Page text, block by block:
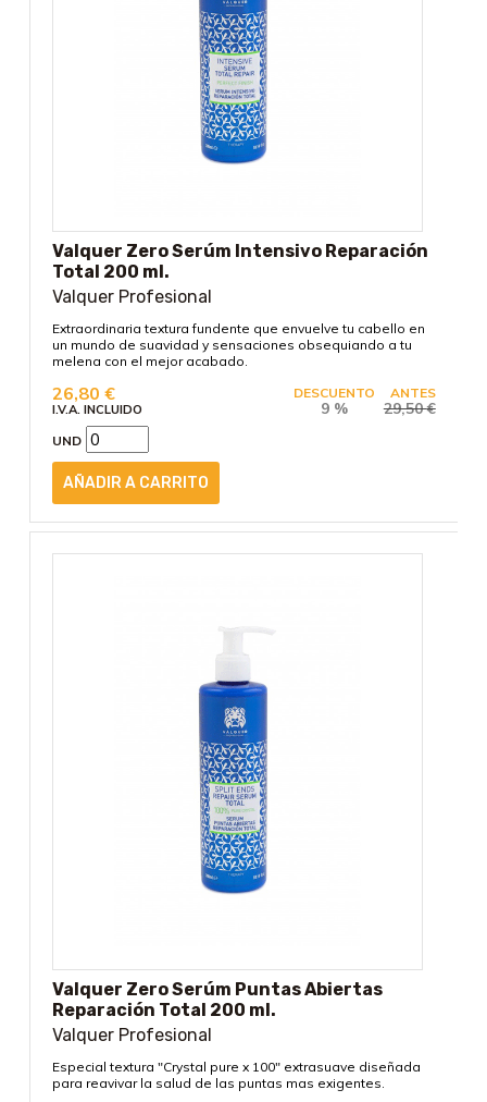
Valquer Zero Serúm Intensivo Reparación
Total 200 ml.
Valquer Profesional
Extraordinaria textura fundente que envuelve tu cabello en
un mundo de suavidad y sensaciones obsequiando a tu
melena con el mejor acabado.
ANTES
29,50€
DESCUENTO
9 %
26,80 €
I.V.A. INCLUIDO
UND
Valquer Zero Serúm Puntas Abiertas
Reparación Total 200 ml.
Valquer Profesional
Especial textura "Crystal pure x 100" extrasuave diseñada
para reavivar la salud de las puntas mas exigentes.